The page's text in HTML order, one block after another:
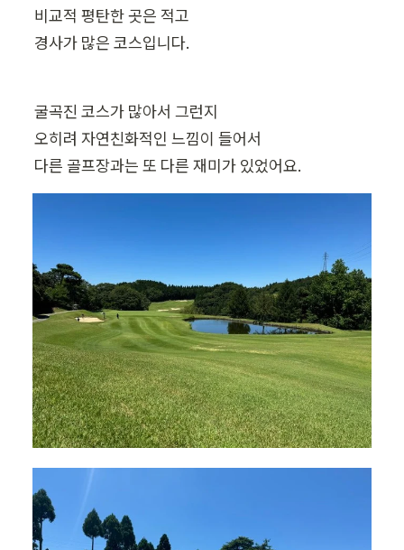
비교적 평탄한 곳은 적고
경사가 많은 코스입니다.
굴곡진 코스가 많아서 그런지
오히려 자연친화적인 느낌이 들어서
다른 골프장과는 또 다른 재미가 있었어요.